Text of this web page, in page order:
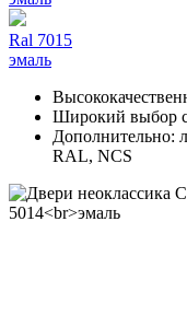
Ral 7015
эмаль
Широкий выбор
Дополнительно:
RAL, NCS